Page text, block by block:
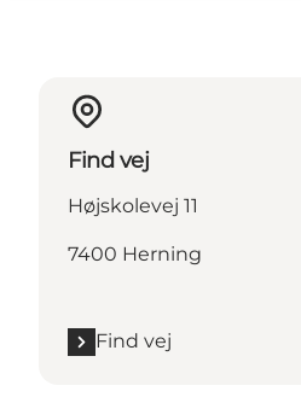
Find vej
Højskolevej 11
7400 Herning
Find vej